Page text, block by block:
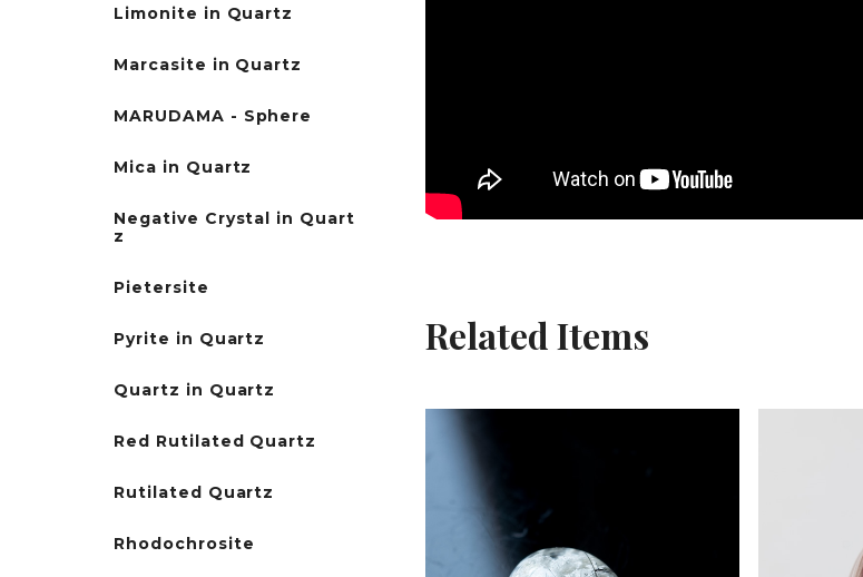
Related Items
Limonite in Quartz
Marcasite in Quartz
MARUDAMA - Sphere
Mica in Quartz
Negative Crystal in Quart
z
Pietersite
Pyrite in Quartz
Quartz in Quartz
Red Rutilated Quartz
Rutilated Quartz
Rhodochrosite